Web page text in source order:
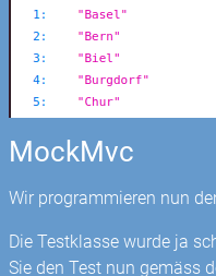
MockMvc
Wir programmieren nun
Die Testklasse wurde ja
Sie den Test nun gemäss